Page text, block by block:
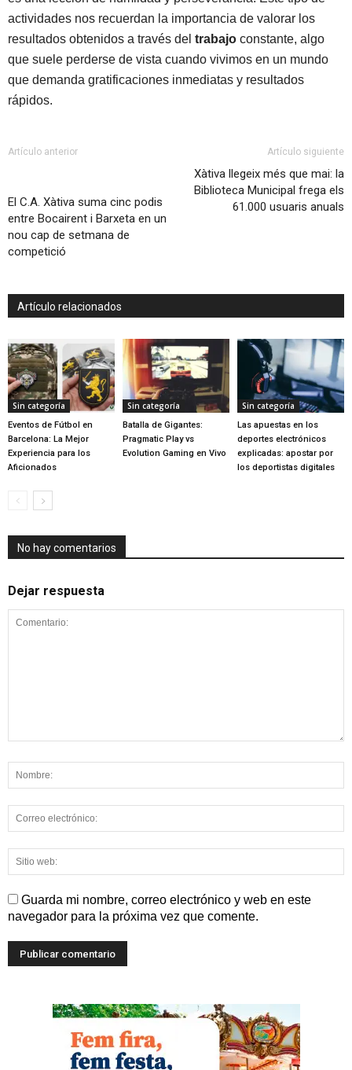
actividades nos recuerdan la importancia de valorar los
resultados obtenidos a través del trabajo constante, algo
que suele perderse de vista cuando vivimos en un mundo
que demanda gratificaciones inmediatas y resultados
rápidos.
Artículo anterior
El C.A. Xàtiva suma cinc podis
entre Bocairent i Barxeta en un
nou cap de setmana de
competició
Artículo siguiente
Xàtiva llegeix més que mai: la
Biblioteca Municipal frega els
61.000 usuaris anuals
Artículo relacionados
Sin categoría
Eventos de Fútbol en
Barcelona: La Mejor
Experiencia para los
Aficionados
Sin categoría
Batalla de Gigantes:
Pragmatic Play vs
Evolution Gaming en Vivo
Sin categoría
Las apuestas en los
deportes electrónicos
explicadas: apostar por
los deportistas digitales
No hay comentarios
Dejar respuesta
Guarda mi nombre, correo electrónico y web en este
navegador para la próxima vez que comente.